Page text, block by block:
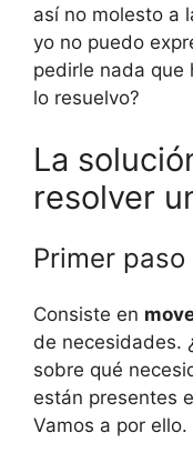
así no molesto a
yo no puedo
pedirle nada que
lo resuelvo?
La
resolver
Primer paso
Consiste en
de necesidades.
sobre qué
están presentes
Vamos a por ello.